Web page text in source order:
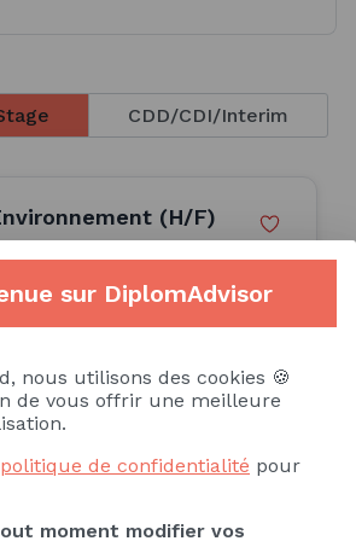
CDD/CDI/Interim
(H/F)
2026
sur DiplomAdvisor
nous utilisons des cookies 🍪
de vous offrir une meilleure
politique de confidentialité pour
moment modifier vos